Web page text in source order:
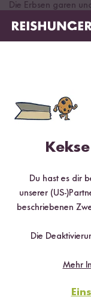
Die Erbsen garen
Gurke und Feta in
Alle Zutaten
Gekocht mit
Du hast es dir
unserer (US-
beschriebenen
Die
Mehr